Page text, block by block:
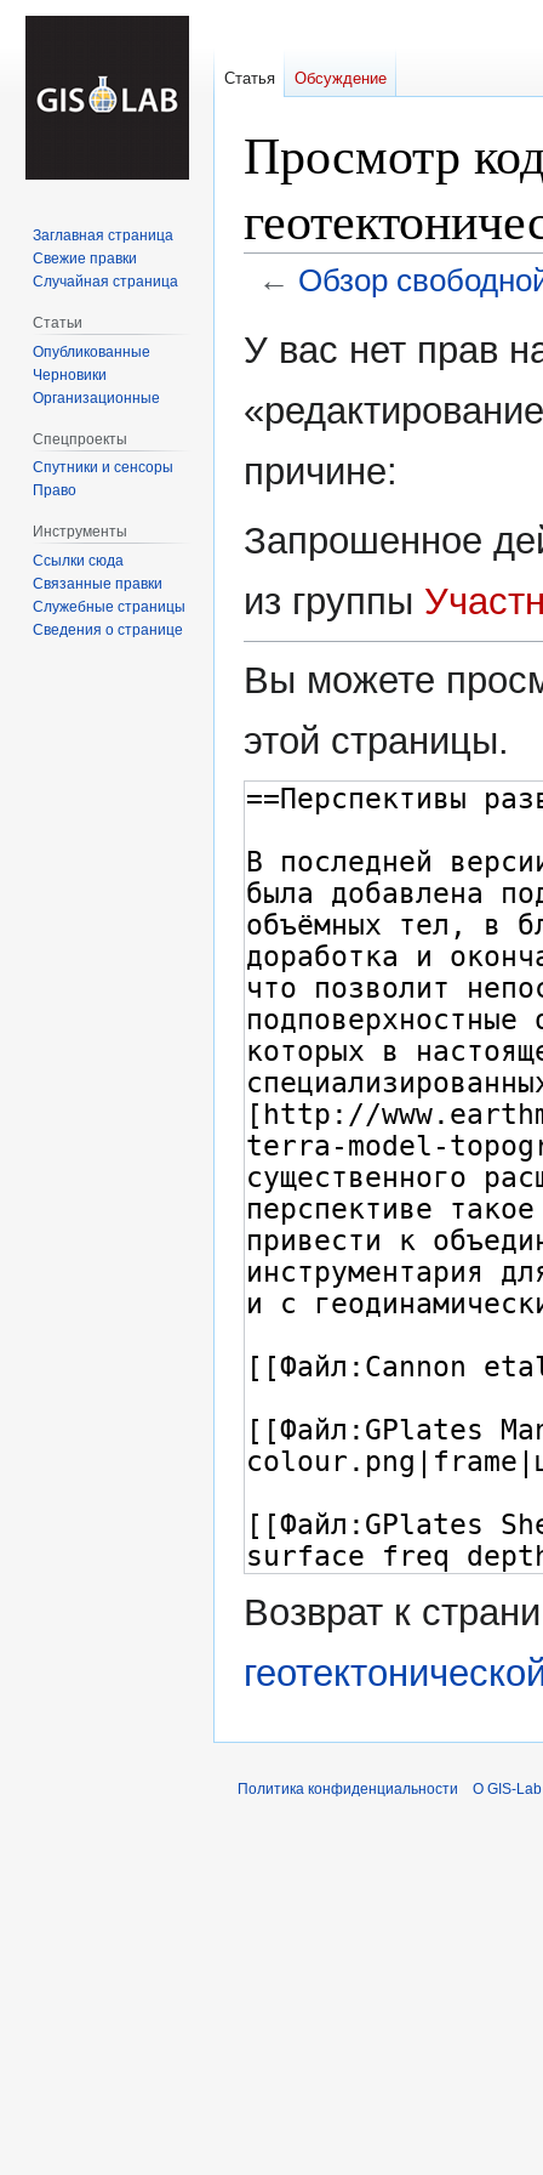
Просмотр
← Обзор
ккУ вас нет прав
причине:
Запрошенное
из группы
Вы можете
этой страницы.
Возврат к
Статья Обсуждение
Заглавная страница
Свежие правки
Случайная страница
Статьи
Опубликованные
Черновики
Организационные
Спецпроекты
Спутники и сенсоры
Право
Инструменты
Ссылки сюда
Связанные правки
Служебные страницы
Сведения о странице
Политика конфиденциальности О GIS-Lab